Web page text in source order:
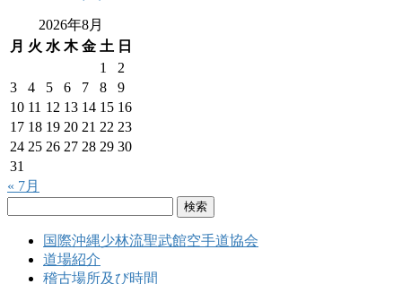
2026年8月
月 火 水 木 金 土 日
1
2
3
4 5 6 7 8
9
10 11 12 13 14 15 16
17 18 19 20 21 22 23
24 25 26 27 28 29 30
31
« 7月
国際沖縄少林流聖武館空手道協会
道場紹介
稽古場所及び時間